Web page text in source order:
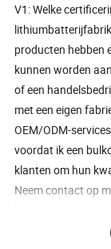
V1: Welke
producten hebben
kunnen worden
of een
met een eigen
OEM/ODM-
voordat ik een
klanten om hun
Neem contact op
10 dagen voor